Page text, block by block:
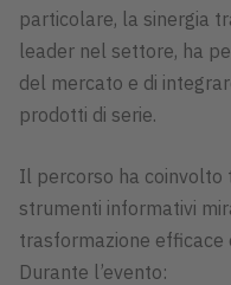
particolare, la sinergia
leader nel settore, ha
del mercato e di
prodotti di serie.
Il percorso ha coinvolto
strumenti informativi
trasformazione
Durante l’evento: